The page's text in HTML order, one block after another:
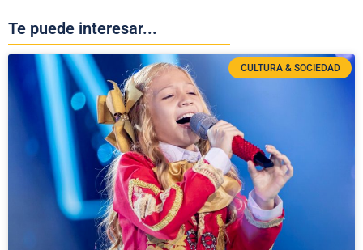
Te puede interesar...
CULTURA & SOCIEDAD